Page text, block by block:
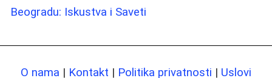
Beogradu: Iskustva i Saveti
O nama | Kontakt | Politika privatnosti | Uslovi